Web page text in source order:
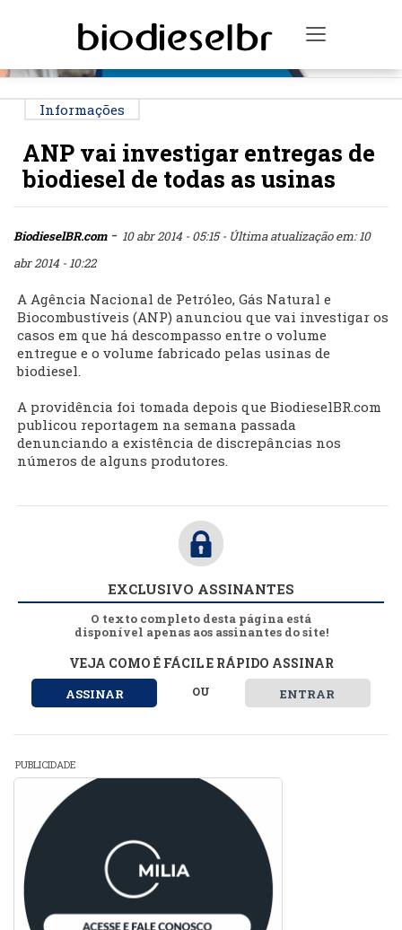
Toggle
Informações
ANP vai investigar entregas de
biodiesel de todas as usinas
BiodieselBR.com- 10 abr 2014 - 05:15- Última atualização em: 10
abr 2014 - 10:22
A Agência Nacional de Petróleo, Gás Natural e
Biocombustíveis (ANP) anunciou que vai investigar os
casos em que há descompasso entre o volume
entregue e o volume fabricado pelas usinas de
biodiesel.
A providência foi tomada depois que BiodieselBR.com
publicou reportagem na semana passada
denunciando a existência de discrepâncias nos
números de alguns produtores.
EXCLUSIVO ASSINANTES
O texto completo desta página está
disponível apenas aos assinantes do site!
VEJA COMO É FÁCIL E RÁPIDO ASSINAR
ASSINAR OU ENTRAR
PUBLICIDADE